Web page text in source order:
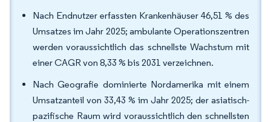
Nach Endnutzer erfassten Krankenhäuser 46,51 % des
Umsatzes im Jahr 2025; ambulante Operationszentren
werden voraussichtlich das schnellste Wachstum mit
einer CAGR von 8,33 % bis 2031 verzeichnen.
Nach Geografie dominierte Nordamerika mit einem
Umsatzanteil von 33,43 % im Jahr 2025; der asiatisch-
pazifische Raum wird voraussichtlich den schnellsten